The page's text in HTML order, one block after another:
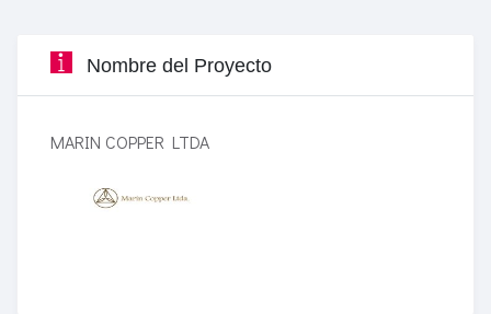
Nombre del Proyecto
MARIN COPPER LTDA